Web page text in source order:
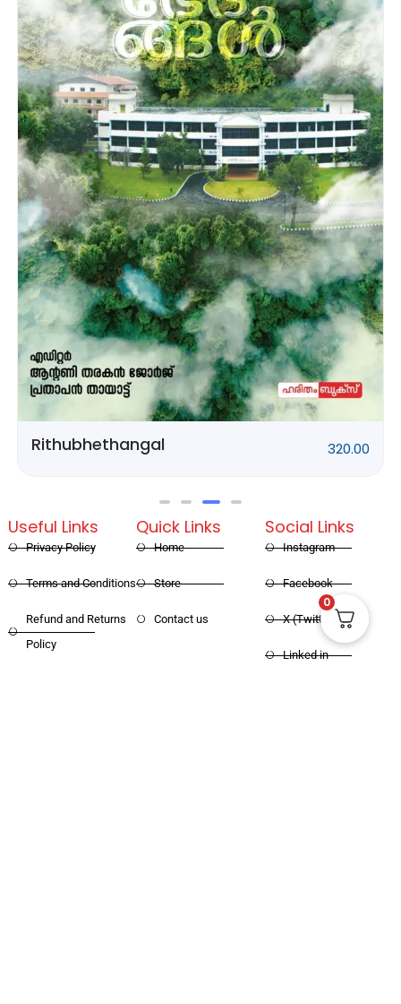
Rithubhethangal 320.00
Quick Links
Home
Store
Contact us
Useful Links
Privacy Policy
Terms and Conditions
Refund and Returns
Policy
Social Links
Instagram
Facebook
X (Twitter)
Linked in
0